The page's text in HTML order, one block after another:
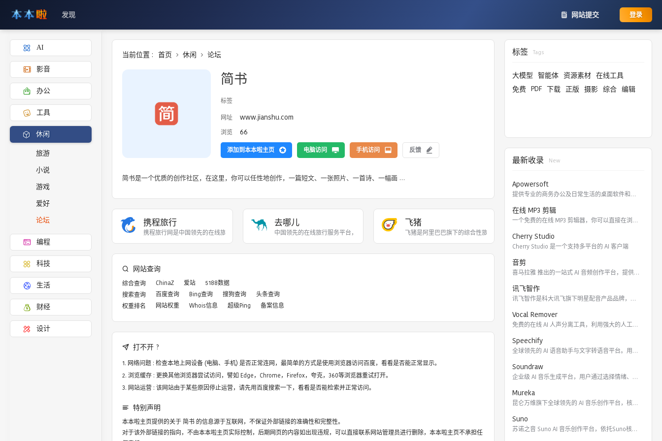
发现 网站提交 登录
AI
影音
办公
工具
休闲
旅游
小说
游戏
爱好
论坛
编程
科技
生活
财经
设计
当前位置 : 首页 休闲 论坛
简书
标签
网址
www.jianshu.com
浏览 66
添加到本本啦主页 电脑访问 手机访问 反馈
简书是一个优质的创作社区，在这里，你可以任性地创作，一篇短文、一张照片、一首诗、一幅画 …
携程旅行
携程旅行网是中国领先的在线旅行服务公司，向超过90
去哪儿
中国领先的在线旅行服务平台，提供机票、酒店、度假、
飞猪
飞猪是阿里巴巴旗下的综合性旅游出行服务平台。飞猪整
网站查询
综合查询 ChinaZ 爱站
5188数据
搜索查询
百度查询 Bing查询 搜狗查询
头条查询
权重排名
网站权重 Whois信息 超级Ping 备案信息
打不开 ?
网络问题 : 检查本地上网设备 (电脑、手机) 是否正常连网，最简单的方式是使用浏览器访问百度，看看是否能正常显示。
浏览缓存 : 更换其他浏览器尝试访问，譬如 Edge，Chrome，Firefox，夸克，360等浏览器重试打开。
网站运营 : 该网站由于某些原因停止运营，请先用百度搜索一下，看看是否能检索并正常访问。
特别声明
本本啦主页提供的关于简书的信息源于互联网，不保证外部链接的准确性和完整性。
对于该外部链接的指向，不由本本啦主页实际控制，后期网页的内容如出现违规，可以直接联系网站管理员进行删除，本本啦主页不承担任
标签 Tags
大模型 智能体 资源素材 在线工具
免费 PDF 下载 正版 摄影 综合 编辑
最新收录 New
Apowersoft
提供专业的商务办公及日常生活的桌面软件和在线应用。 软件涵盖
在线 MP3 剪辑
一个免费的在线 MP3 剪辑器，你可以直接在浏览器里剪切，裁
Cherry Studio
Cherry Studio 是一个支持多平台的 AI 客户端
音剪
喜马拉雅 推出的一站式 AI 音频创作平台，提供云端协作、3
讯飞智作
讯飞智作是科大讯飞旗下明星配音产品品牌，提供合成配音软件、真
Vocal Remover
免费的在线 AI 人声分离工具，利用强大的人工智能算法将歌曲
Speechify
全球领先的 AI 语音助手与文字转语音平台。用户可通过 Ch
Soundraw
企业级 AI 音乐生成平台，用户通过选择情绪、流派、乐器及长
Mureka
昆仑万维旗下全球领先的 AI 音乐创作平台，核心模型包括全球
Suno
苏诺之音 Suno AI 音乐创作平台，依托Suno核心模型